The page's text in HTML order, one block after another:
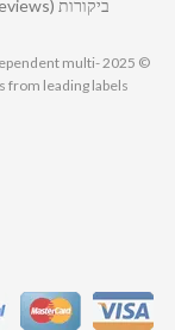
ביקורות MallShoes (Reviews)
multi-
leading labels.